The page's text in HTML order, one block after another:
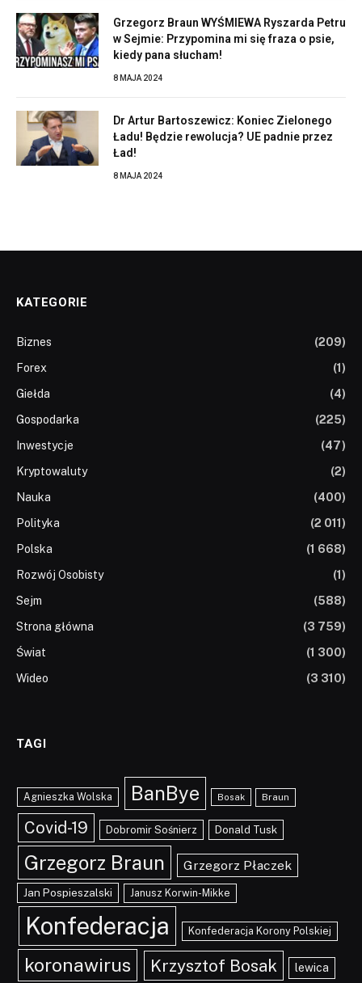
Grzegorz Braun WYŚMIEWA Ryszarda Petru
w Sejmie: Przypomina mi się fraza o psie,
kiedy pana słucham!
8 MAJA 2024
Dr Artur Bartoszewicz: Koniec Zielonego
Ładu! Będzie rewolucja? UE padnie przez
Ład!
8 MAJA 2024
KATEGORIE
Biznes
(209)
Forex
(1)
Giełda
(4)
Gospodarka
(225)
Inwestycje
(47)
Kryptowaluty
(2)
Nauka
(400)
Polityka
(2 011)
Polska
(1 668)
Rozwój Osobisty
(1)
Sejm
(588)
Strona główna
(3 759)
Świat
(1 300)
Wideo
(3 310)
TAGI
Agnieszka Wolska BanBye Bosak Braun
Covid-19 Dobromir Sośnierz Donald Tusk
Grzegorz Braun Grzegorz Płaczek
Jan Pospieszalski Janusz Korwin-Mikke
Konfederacja Konfederacja Korony Polskiej
koronawirus Krzysztof Bosak lewica